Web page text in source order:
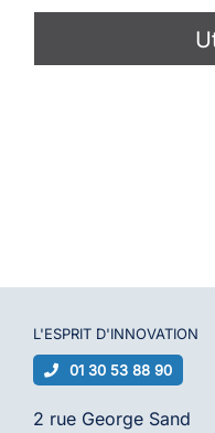
L'ESPRIT D'INNOVATION
01 30 53 88 90
2 rue George Sand